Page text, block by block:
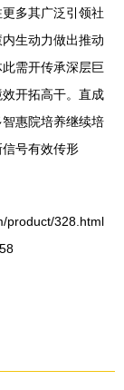
多其广泛引领社
生动力做出推动
需开传承深层巨
开拓高干。直成
惠院培养继续培
号有效传形
product/328.html